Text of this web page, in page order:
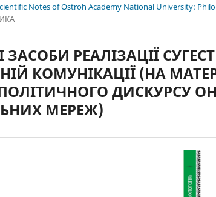
Notes of Ostroh Academy National University:
ЗАСОБИ РЕАЛІЗАЦІЇ
КОМУНІКАЦІЇ (НА
ДИСКУРСУ
МЕРЕЖ)